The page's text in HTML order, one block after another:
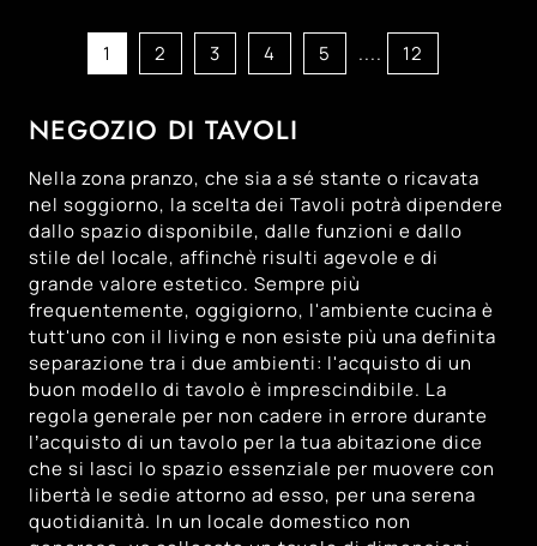
Cittadella
Montebelluna
Padova
Treviso 116
Venezia
Vicenza
1 2 3 4 5 .... 12
NEGOZIO DI TAVOLI
Nella zona pranzo, che sia a sé stante o ricavata
nel soggiorno, la scelta dei Tavoli potrà dipendere
dallo spazio disponibile, dalle funzioni e dallo
stile del locale, affinchè risulti agevole e di
grande valore estetico. Sempre più
frequentemente, oggigiorno, l'ambiente cucina è
tutt'uno con il living e non esiste più una definita
separazione tra i due ambienti: l'acquisto di un
buon modello di tavolo è imprescindibile. La
regola generale per non cadere in errore durante
l’acquisto di un tavolo per la tua abitazione dice
che si lasci lo spazio essenziale per muovere con
libertà le sedie attorno ad esso, per una serena
quotidianità. In un locale domestico non